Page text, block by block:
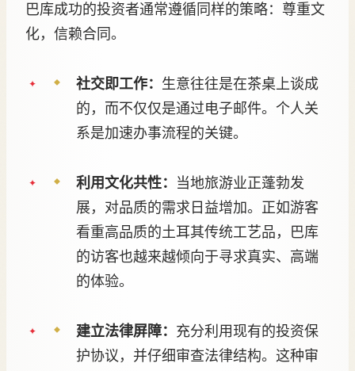
巴库成功的投资者通常遵循同样的策略：尊重文
化，信赖合同。
社交即工作： 生意往往是在茶桌上谈成
的，而不仅仅是通过电子邮件。个人关
系是加速办事流程的关键。
利用文化共性： 当地旅游业正蓬勃发
展，对品质的需求日益增加。正如游客
看重高品质的土耳其传统工艺品，巴库
的访客也越来越倾向于寻求真实、高端
的体验。
建立法律屏障： 充分利用现有的投资保
护协议，并仔细审查法律结构。这种审